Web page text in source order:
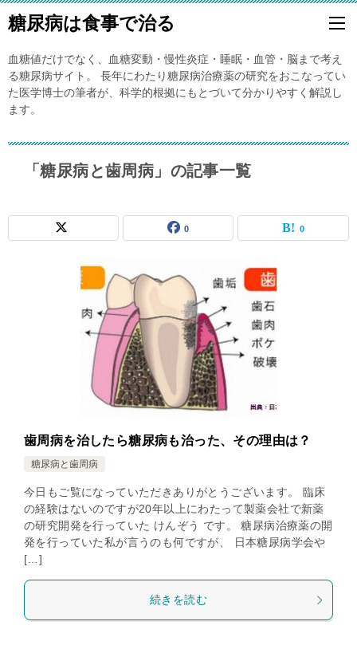
糖尿病は食事で治る
血糖値だけでなく、血糖変動・慢性炎症・睡眠・血管・脳まで考え
る糖尿病サイト。 長年にわたり糖尿病治療薬の研究をおこなってい
た医学博士の筆者が、科学的根拠にもとづいて分かりやすく解説し
ます。
「糖尿病と歯周病」の記事一覧
0 0
歯周病を治したら糖尿病も治った、その理由は？
糖尿病と歯周病
今日もご覧になっていただきありがとうございます。 臨床
の経験はないのですが20年以上にわたって製薬会社で新薬
の研究開発を行っていた けんぞう です。 糖尿病治療薬の開
発を行っていた私が言うのも何ですが、 日本糖尿病学会や
[…]
続きを読む